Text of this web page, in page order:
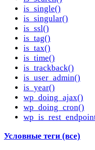
is_single()
is_singular()
is_ssl()
is_tag()
is_tax()
is_time()
is_trackback()
is_user_admin()
is_year()
wp_doing_ajax()
wp_doing_cron()
Условные теги (все)